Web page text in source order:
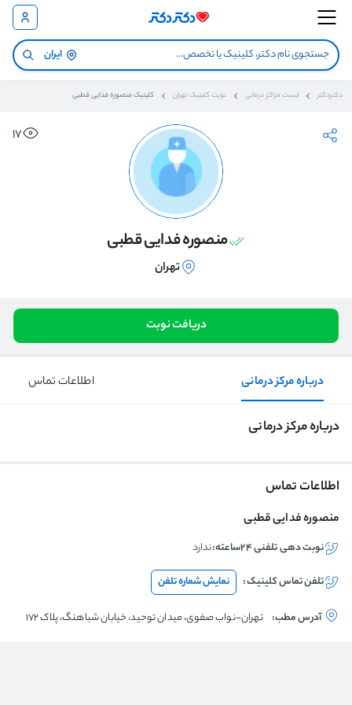
ایران
دکتردکتر لیست مراکز درمانی نوبت کلینیک تهران کلینیک منصوره فدایی قطبی
17
منصوره فدایی قطبی
تهران
دریافت نوبت
درباره مرکز درمانی اطلاعات تماس
درباره مرکز درمانی
اطلاعات تماس
منصوره فدایی قطبی
نوبت دهی تلفنی ۲۴ساعته: ندارد
تلفن تماسکلینیک: نمایش شماره تلفن
آدرس مطب: تهران-نواب صفوی، میدان توحید، خیابان شباهنگ، پلاک 172